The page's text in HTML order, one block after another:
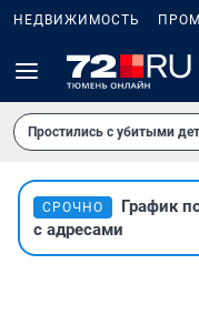
НЕДВИЖИМОСТЬ
Простились с убитыми
СРОЧНО
График
с адресами